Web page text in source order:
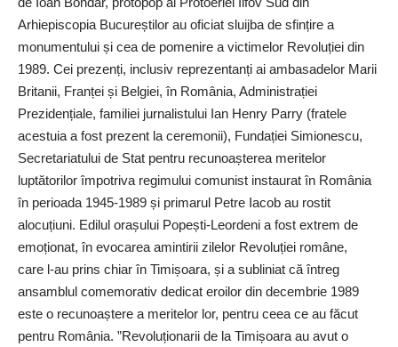
Arhiepiscopia Bucureștilor au oficiat sluijba de sfințire a
monumentului și cea de pomenire a victimelor Revoluției din
1989. Cei prezenți, inclusiv reprezentanți ai ambasadelor Marii
Britanii, Franței și Belgiei, în România, Administrației
Prezidențiale, familiei jurnalistului Ian Henry Parry (fratele
acestuia a fost prezent la ceremonii), Fundației Simionescu,
Secretariatului de Stat pentru recunoașterea meritelor
luptătorilor împotriva regimului comunist instaurat în România
în perioada 1945‑1989 și primarul Petre Iacob au rostit
alocuțiuni. Edilul orașului Popești-Leordeni a fost extrem de
emoționat, în evocarea amintirii zilelor Revoluției ­române,
care ­l-au prins chiar în Timișoara, și a subliniat că întreg
ansamblul comemorativ dedicat eroilor din decembrie 1989
este o recunoaștere a meritelor lor, pentru ceea ce au făcut
pentru România. ”Revoluționarii de la Timișoara au avut o